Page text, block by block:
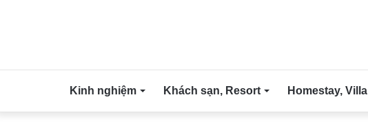
Kinh nghiệm Khách sạn, Resort Homestay, Villa